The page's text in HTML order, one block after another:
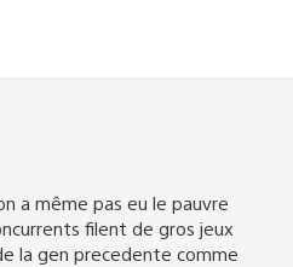
a même pas eu le pauvre
filent de gros jeux
la gen precedente comme